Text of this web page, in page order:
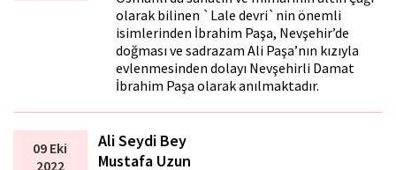
olarak bilinen `Lale devri`nin önemli
isimlerinden İbrahim Paşa, Nevşehir’de
doğması ve sadrazam Ali Paşa’nın kızıyla
evlenmesinden dolayı Nevşehirli Damat
İbrahim Paşa olarak anılmaktadır.
09 Eki
2022
Ali Seydi Bey
Mustafa Uzun